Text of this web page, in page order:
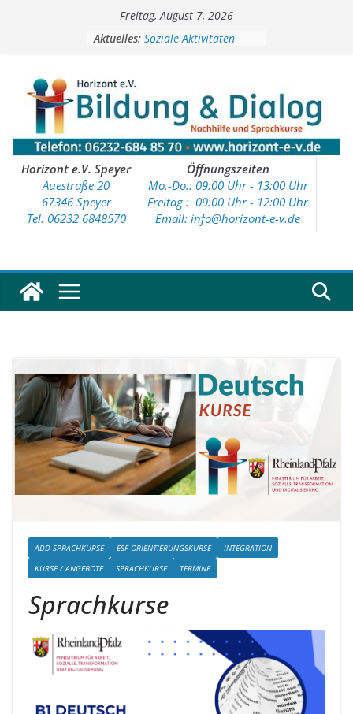
Freitag, August 7, 2026
Aktuelles: Soziale Aktivitäten
Vorschulprojekt
Horizont e.V. Speyer
Auestraße 20
67346 Speyer
Tel: 06232 6848570
Öffnungszeiten
Mo.-Do.: 09:00 Uhr - 13:00 Uhr
Freitag : 09:00 Uhr - 12:00 Uhr
Email: info@horizont-e-v.de
ADD SPRACHKURSE ESF ORIENTIERUNGSKURSE
INTEGRATION
KURSE / ANGEBOTE
SPRACHKURSE TERMINE
Sprachkurse